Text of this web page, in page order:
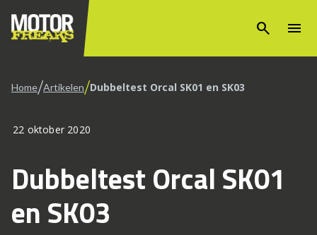
search menu
Home/Artikelen/Dubbeltest Orcal SK01 en SK03
22 oktober 2020
Dubbeltest Orcal SK01
en SK03